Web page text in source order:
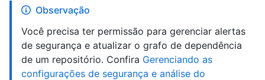
Observação
Você precisa ter permissão para gerenciar alertas
de segurança e atualizar o grafo de dependência
de um repositório. Confira Gerenciando as
configurações de segurança e análise do